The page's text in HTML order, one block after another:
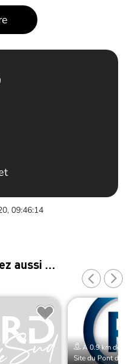
09:46:14
aussi …
À 0.9 km de
Site du Pont du